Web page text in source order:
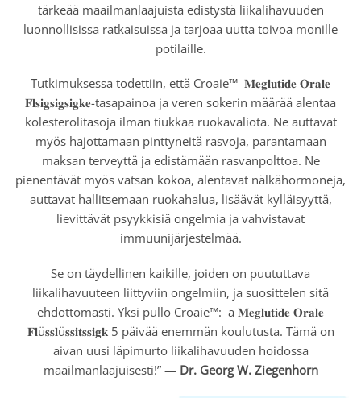
tärkeää maailmanlaajuista edistystä liikalihavuuden
luonnollisissa ratkaisuissa ja tarjoaa uutta toivoa monille
potilaille.
Tutkimuksessa todettiin, että Croaie™ 𝐌𝐞𝐠𝐥𝐮𝐭𝐢𝐝𝐞 𝐎𝐫𝐚𝐥𝐞
𝐅𝐥𝐬𝐢𝐠𝐬𝐢𝐠𝐬𝐢𝐠𝐤𝐞-tasapainoa ja veren sokerin määrää alentaa
kolesterolitasoja ilman tiukkaa ruokavaliota. Ne auttavat
myös hajottamaan pinttyneitä rasvoja, parantamaan
maksan terveyttä ja edistämään rasvanpolttoa. Ne
pienentävät myös vatsan kokoa, alentavat nälkähormoneja,
auttavat hallitsemaan ruokahalua, lisäävät kylläisyyttä,
lievittävät psyykkisiä ongelmia ja vahvistavat
immuunijärjestelmää.
Se on täydellinen kaikille, joiden on puututtava
liikalihavuuteen liittyviin ongelmiin, ja suosittelen sitä
ehdottomasti. Yksi pullo Croaie™: a 𝐌𝐞𝐠𝐥𝐮𝐭𝐢𝐝𝐞 𝐎𝐫𝐚𝐥𝐞
𝐅𝐥ü𝐬𝐬𝐥ü𝐬𝐬𝐢𝐭𝐬𝐬𝐢𝐠𝐤 5 päivää enemmän koulutusta. Tämä on
aivan uusi läpimurto liikalihavuuden hoidossa
maailmanlaajuisesti!” — Dr. Georg W. Ziegenhorn